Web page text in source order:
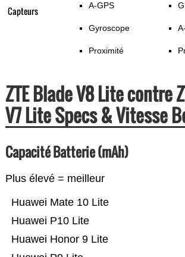
Capteurs A-GPS
Gyroscope
Proximité
ZTE Blade V8 Lite contre
V7 Lite Specs & Vitesse
Capacité Batterie (mAh)
Plus élevé = meilleur
Huawei Honor 9 Lite
Huawei P10 Lite
Huawei Mate 10 Lite